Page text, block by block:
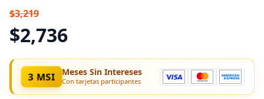
$3,219
$2,736
3 MSI Meses Sin Intereses
Con tarjetas participantes